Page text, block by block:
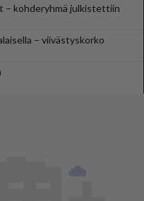
– kohderyhmä julkistettiin
– viivästyskorko